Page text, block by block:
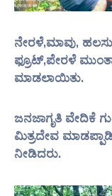
ನೇರಳೆ,ಮಾವು,
ಫ್ರೂಟ್,ಪೇರಳೆ
ಮಾಡಲಾಯಿತು.
ಜನಜಾಗೃತಿ ವೇದಿಕೆ
ಮಿತ್ರದೇವ
ನೀಡಿದರು.